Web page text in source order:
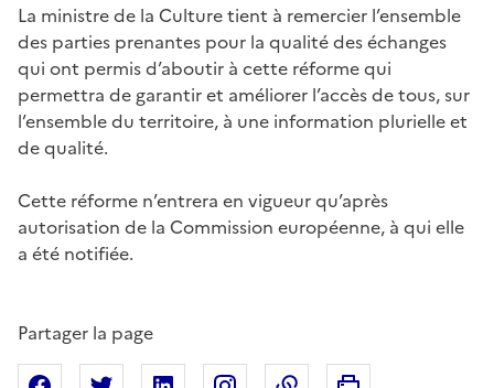
La ministre de la Culture tient à remercier l’ensemble
des parties prenantes pour la qualité des échanges
qui ont permis d’aboutir à cette réforme qui
permettra de garantir et améliorer l’accès de tous, sur
l’ensemble du territoire, à une information plurielle et
de qualité.
Cette réforme n’entrera en vigueur qu’après
autorisation de la Commission européenne, à qui elle
a été notifiée.
Partager la page